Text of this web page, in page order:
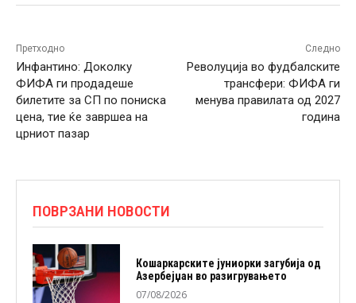
Претходно
Инфантино: Доколку
ФИФА ги продадеше
билетите за СП по пониска
цена, тие ќе завршеа на
црниот пазар
Следно
Револуција во фудбалските
трансфери: ФИФА ги
менува правилата од 2027
година
ПОВРЗАНИ НОВОСТИ
Кошаркарските јуниорки загубија од
Азербејџан во разигрувањето
07/08/2026